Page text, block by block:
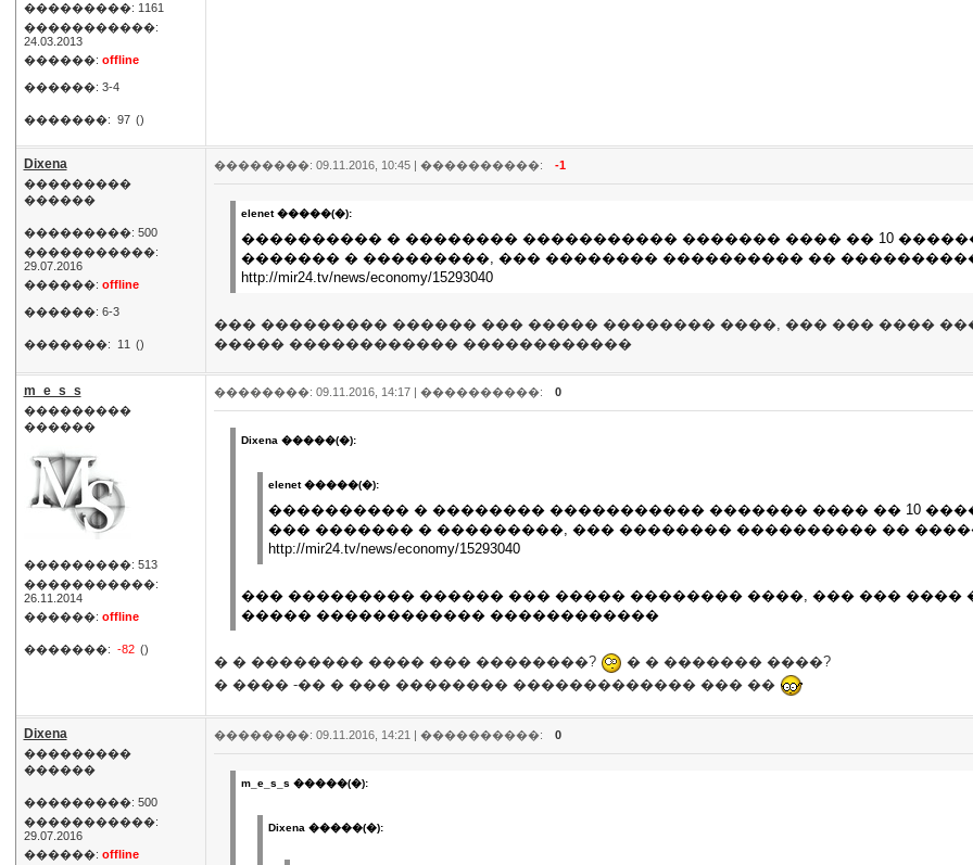
���������: 1161
�����������:
24.03.2013
������: offline
������: 3-4
�������: 97 ()
Dixena
���������
������
���������: 500
�����������:
29.07.2016
������: offline
������: 6-3
�������: 11 ()
��������: 09.11.2016, 10:45 | ����������: -1
elenet �����(�):
���������� � �������� ����������� ������� ���� �� 10
������� � ���������, ��� �������� ���������� ��
http://mir24.tv/news/economy/15293040
��� ��������� ������ ��� ����� �������� ����, ��� ��� ����
����� ������������ ������������
m_e_s_s
���������
������
���������: 513
�����������:
26.11.2014
������: offline
�������: -82 ()
��������: 09.11.2016, 14:17 | ����������: 0
Dixena �����(�):
elenet �����(�):
���������� � �������� ����������� ������� ���� �� 10
��� ������� � ���������, ��� �������� ���������� ��
http://mir24.tv/news/economy/15293040
��� ��������� ������ ��� ����� �������� ����, ��� ���
����� ������������ ������������
� � �������� ���� ��� ��������?
� � ������� ����?
� ���� -�� � ��� �������� ������������� ��� ��
Dixena
���������
������
���������: 500
�����������:
29.07.2016
������: offline
��������: 09.11.2016, 14:21 | ����������: 0
m_e_s_s �����(�):
Dixena �����(�):